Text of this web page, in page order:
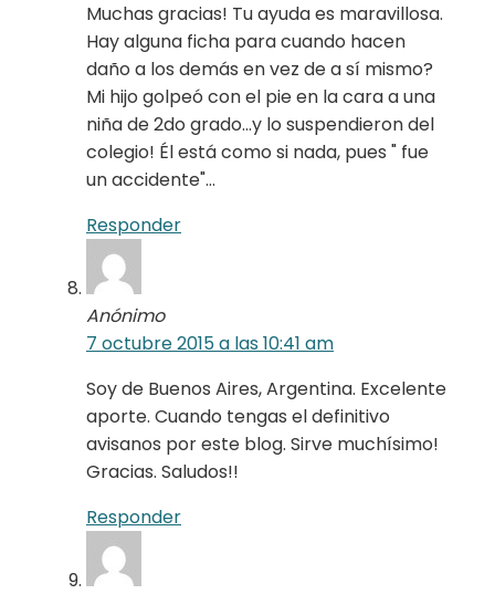
Muchas gracias! Tu ayuda es maravillosa.
Hay alguna ficha para cuando hacen
daño a los demás en vez de a sí mismo?
Mi hijo golpeó con el pie en la cara a una
niña de 2do grado…y lo suspendieron del
colegio! Él está como si nada, pues " fue
un accidente"…
Responder
Anónimo
7 octubre 2015 a las 10:41 am
Soy de Buenos Aires, Argentina. Excelente
aporte. Cuando tengas el definitivo
avisanos por este blog. Sirve muchísimo!
Gracias. Saludos!!
Responder